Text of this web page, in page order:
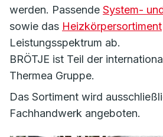
werden. Passende System-
sowie das Heizkörpersortiment
Leistungsspektrum ab.
BRÖTJE ist Teil der
Thermea Gruppe.
Das Sortiment wird
Fachhandwerk angeboten.